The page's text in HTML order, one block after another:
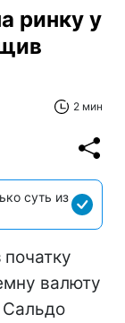
ринку у
2 мин
суть из
валюту
Сальдо